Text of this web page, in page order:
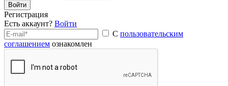
Войти
Регистрация
Есть аккаунт? Войти
С пользовательским
соглашением ознакомлен